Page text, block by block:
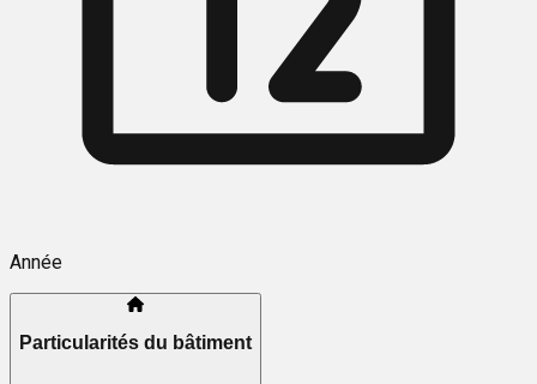
Année
Particularités du bâtiment